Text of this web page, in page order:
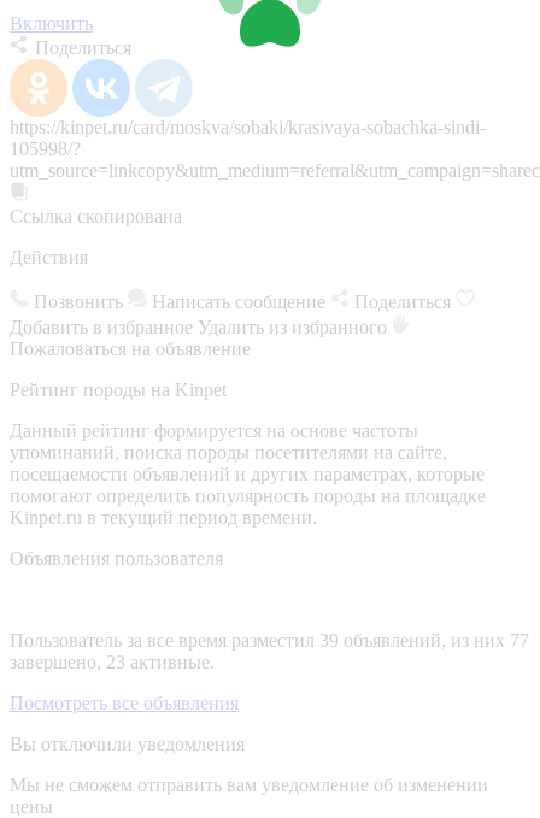
Включить
Поделиться
https://kinpet.ru/card/moskva/sobaki/krasivaya-sobachka-sindi-
105998/?
Ссылка скопирована
Действия
Позвонить Написать сообщение
Поделиться
Добавить в избранное Удалить из избранного
Пожаловаться на объявление
Рейтинг породы на Kinpet
Данный рейтинг формируется на основе частоты
упоминаний, поиска породы посетителями на сайте,
посещаемости объявлений и других параметрах, которые
помогают определить популярность породы на площадке
Kinpet.ru в текущий период времени.
Объявления пользователя
Пользователь за все время разместил 39 объявлений, из них 77
завершено, 23 активные.
Посмотреть все объявления
Вы отключили уведомления
Мы не сможем отправить вам уведомление об изменении
цены